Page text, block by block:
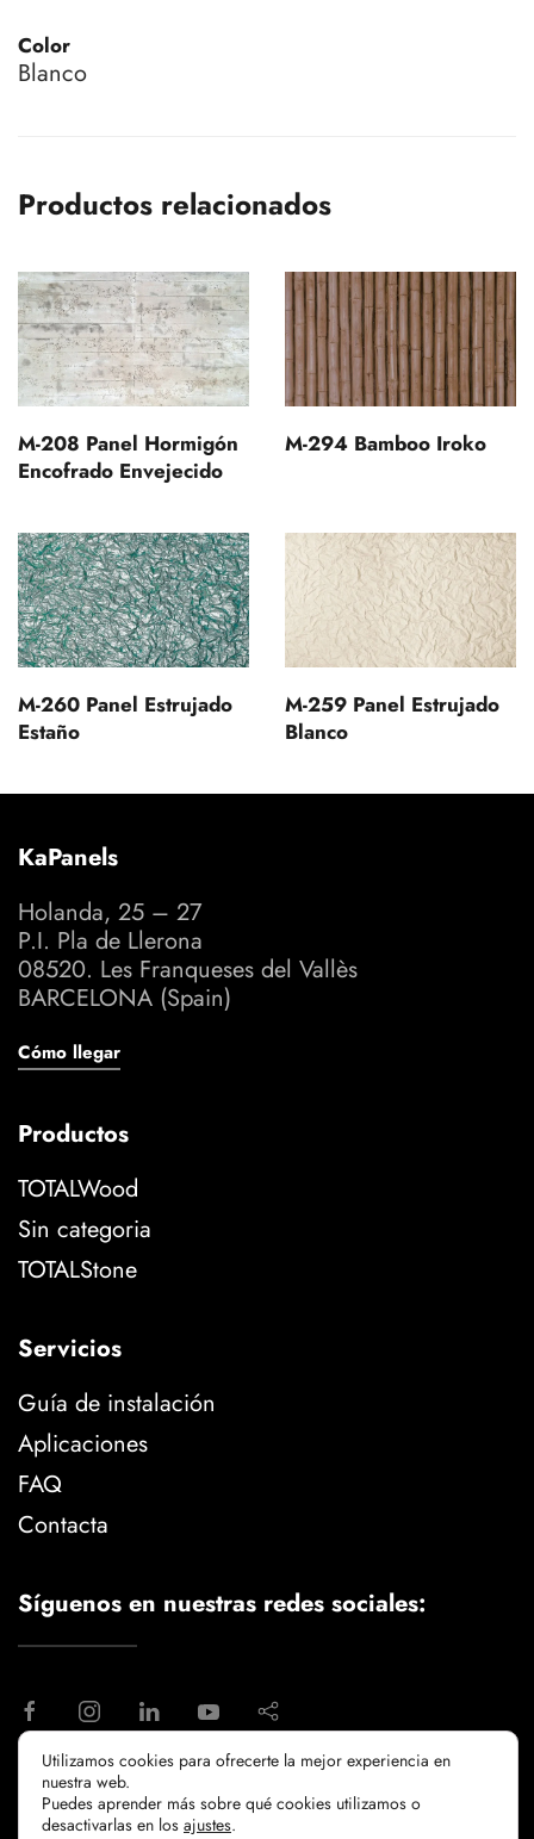
Color
Blanco
Productos relacionados
M-208 Panel Hormigón
Encofrado Envejecido
M-294 Bamboo Iroko
M-260 Panel Estrujado
Estaño
M-259 Panel Estrujado
Blanco
KaPanels
Holanda, 25 – 27
P.I. Pla de Llerona
08520. Les Franqueses del Vallès
BARCELONA (Spain)
Cómo llegar
Productos
TOTALWood
Sin categoria
TOTALStone
Servicios
Guía de instalación
Aplicaciones
FAQ
Contacta
Síguenos en nuestras redes sociales:
aviso legal
politica de privacidad
politicia de cookies
Utilizamos cookies para ofrecerte la mejor experiencia en
nuestra web.
Puedes aprender más sobre qué cookies utilizamos o
desactivarlas en los ajustes.